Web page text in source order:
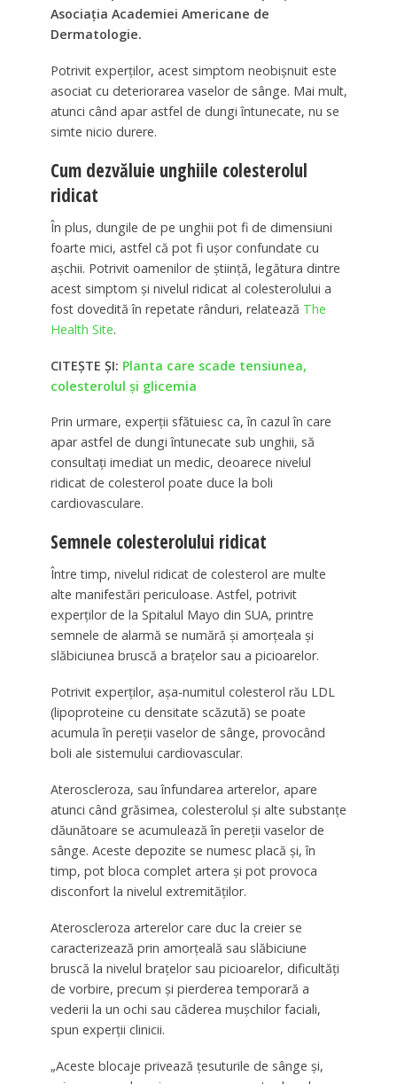
Asociația Academiei Americane de
Dermatologie.
Potrivit experților, acest simptom neobișnuit este
asociat cu deteriorarea vaselor de sânge. Mai mult,
atunci când apar astfel de dungi întunecate, nu se
simte nicio durere.
Cum dezvăluie unghiile colesterolul
ridicat
În plus, dungile de pe unghii pot fi de dimensiuni
foarte mici, astfel că pot fi ușor confundate cu
așchii. Potrivit oamenilor de știință, legătura dintre
acest simptom și nivelul ridicat al colesterolului a
fost dovedită în repetate rânduri, relatează The
Health Site.
CITEȘTE ȘI: Planta care scade tensiunea,
colesterolul și glicemia
Prin urmare, experții sfătuiesc ca, în cazul în care
apar astfel de dungi întunecate sub unghii, să
consultați imediat un medic, deoarece nivelul
ridicat de colesterol poate duce la boli
cardiovasculare.
Semnele colesterolului ridicat
Între timp, nivelul ridicat de colesterol are multe
alte manifestări periculoase. Astfel, potrivit
experților de la Spitalul Mayo din SUA, printre
semnele de alarmă se numără și amorțeala și
slăbiciunea bruscă a brațelor sau a picioarelor.
Potrivit experților, așa-numitul colesterol rău LDL
(lipoproteine cu densitate scăzută) se poate
acumula în pereții vaselor de sânge, provocând
boli ale sistemului cardiovascular.
Ateroscleroza, sau înfundarea arterelor, apare
atunci când grăsimea, colesterolul și alte substanțe
dăunătoare se acumulează în pereții vaselor de
sânge. Aceste depozite se numesc placă și, în
timp, pot bloca complet artera și pot provoca
disconfort la nivelul extremităților.
Ateroscleroza arterelor care duc la creier se
caracterizează prin amorțeală sau slăbiciune
bruscă la nivelul brațelor sau picioarelor, dificultăți
de vorbire, precum și pierderea temporară a
vederii la un ochi sau căderea mușchilor faciali,
spun experții clinicii.
„Aceste blocaje privează țesuturile de sânge și,